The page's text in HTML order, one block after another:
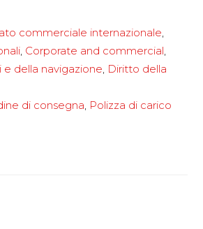
polizza
di
carico
marittima
commerciale internazionale,
, Corporate and commercial,
della navigazione, Diritto della
di consegna, Polizza di carico